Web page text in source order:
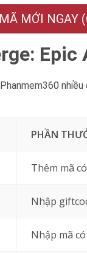
MỚI NGAY
PHẦN
Thêm mã
Nhập
Nhập mã